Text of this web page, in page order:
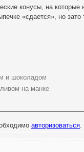
конусы, на которые
«сдается», но зато
и шоколадом
на манке
авторизоваться.